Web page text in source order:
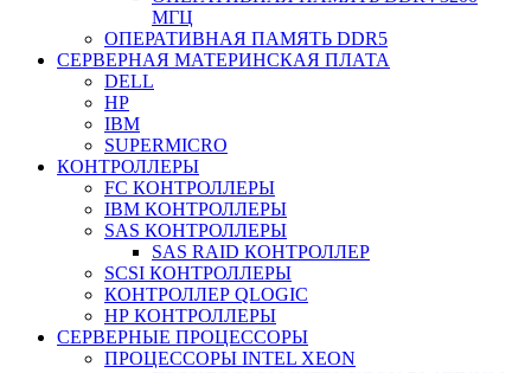
МГЦ
ОПЕРАТИВНАЯ ПАМЯТЬ DDR5
СЕРВЕРНАЯ МАТЕРИНСКАЯ ПЛАТА
DELL
HP
IBM
SUPERMICRO
КОНТРОЛЛЕРЫ
FC КОНТРОЛЛЕРЫ
IBM КОНТРОЛЛЕРЫ
SAS КОНТРОЛЛЕРЫ
SAS RAID КОНТРОЛЛЕР
SCSI КОНТРОЛЛЕРЫ
КОНТРОЛЛЕР QLOGIC
НР КОНТРОЛЛЕРЫ
СЕРВЕРНЫЕ ПРОЦЕССОРЫ
ПРОЦЕССОРЫ INTEL XEON